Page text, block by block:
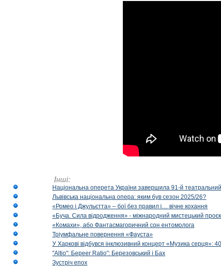
Інші:
Національна оперета України завершила 91-й
Львівська національна опера: яким був сезон 2025/26?
«Ромео і Джульєтта» – бої без правил і… вічне кохання
«Буча. Сила відродження» - міжнародний мистецький
«Комахи», або Фантасмагоричний сон ентомолога
Тріумфальне повернення «Фауста»
У Харкові відбувся інклюзивний концерт «Музика серця»:
"Altio": Береer Ratio": Березовський і Бах
Зустріч епох